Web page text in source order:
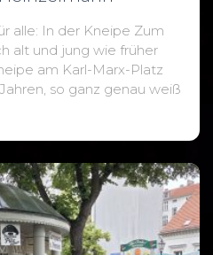
alle: In der Kneipe Zum
alt und jung wie früher
am Karl-Marx-Platz
so ganz genau weiß